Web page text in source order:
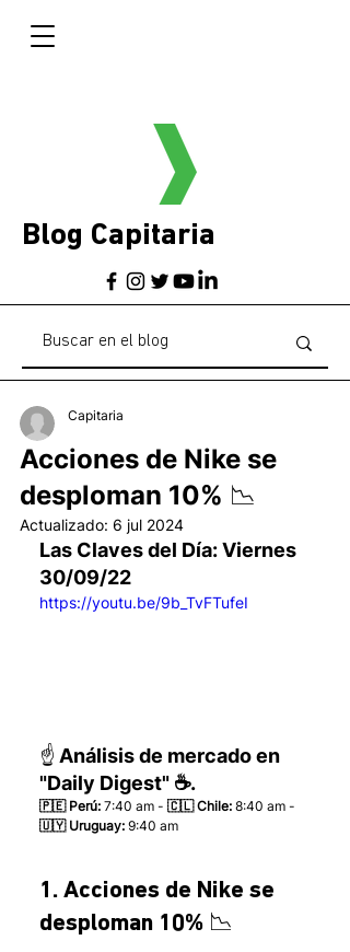
Blog Capitaria
Acciones de Nike se
desploman 10% 📉
Capitaria
Actualizado: 6 jul 2024
Las Claves del Día: Viernes
30/09/22
https://youtu.be/9b_TvFTufeI
☝️ Análisis de mercado en
"Daily Digest" ☕.
🇵🇪 Perú: 7:40 am - 🇨🇱 Chile: 8:40 am -
🇺🇾 Uruguay: 9:40 am
1. Acciones de Nike se
desploman 10% 📉